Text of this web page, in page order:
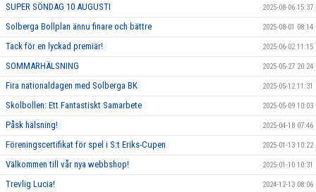
SUPER SÖNDAG 10 AUGUSTI 2025-08-06 15:37
Solberga Bollplan ännu finare och bättre 2025-08-01 08:14
Tack för en lyckad premiär! 2025-06-02 11:15
SOMMARHÄLSNING 2025-05-27 20:24
Fira nationaldagen med Solberga BK 2025-05-12 11:31
Skolbollen: Ett Fantastiskt Samarbete 2025-05-09 10:03
Påsk hälsning! 2025-04-18 07:46
Föreningscertifikat för spel i S:t Eriks-Cupen 2025-01-13 10:22
Välkommen till vår nya webbshop! 2025-01-10 10:31
Trevlig Lucia! 2024-12-13 08:06